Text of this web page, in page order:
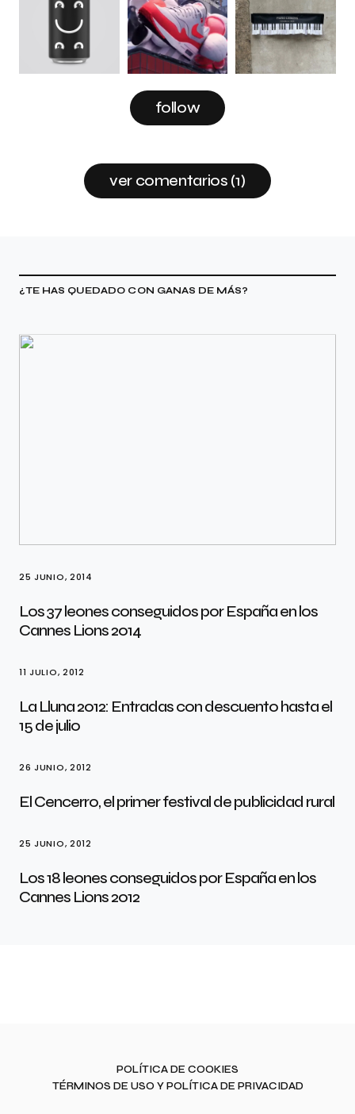
follow
ver comentarios (1)
¿TE HAS QUEDADO CON GANAS DE MÁS?
25 JUNIO, 2014
Los 37 leones conseguidos por España en los
Cannes Lions 2014
11 JULIO, 2012
La Lluna 2012: Entradas con descuento hasta el
15 de julio
26 JUNIO, 2012
El Cencerro, el primer festival de publicidad rural
25 JUNIO, 2012
Los 18 leones conseguidos por España en los
Cannes Lions 2012
POLÍTICA DE COOKIES
TÉRMINOS DE USO Y POLÍTICA DE PRIVACIDAD